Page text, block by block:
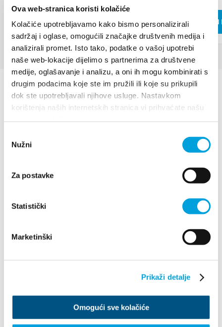
Ova web-stranica koristi kolačiće
Kolačiće upotrebljavamo kako bismo personalizirali
sadržaj i oglase, omogućili značajke društvenih medija i
analizirali promet. Isto tako, podatke o vašoj upotrebi
naše web-lokacije dijelimo s partnerima za društvene
medije, oglašavanje i analizu, a oni ih mogu kombinirati s
drugim podacima koje ste im pružili ili koje su prikupili
dok ste upotrebljavali njihove usluge. Nastavkom
korištenja naših internetskih stranica vi prihvaćate našu
pristanka
Nužni
Za postavke
Statistički
Marketinški
Prikaži detalje
Omogući sve kolačiće
+385 21 227 933
info@kastela-info.hr
Villa Nika, Kamberovo šetalište 30,
21216 Kaštel Stari, Hrvatska
Indicazioni
LEGGI
Villa Nika, Kamberovo šetalište 30